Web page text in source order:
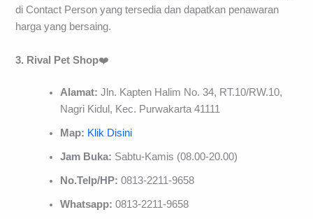
di Contact Person yang tersedia dan dapatkan penawaran
harga yang bersaing.
3. Rival Pet Shop❤️
Alamat:Jln. Kapten Halim No. 34, RT.10/RW.10,
Nagri Kidul, Kec. Purwakarta 41111
Map: Klik Disini
Jam Buka: Sabtu-Kamis (08.00-20.00)
No.Telp/HP:0813-2211-9658
Whatsapp:0813-2211-9658